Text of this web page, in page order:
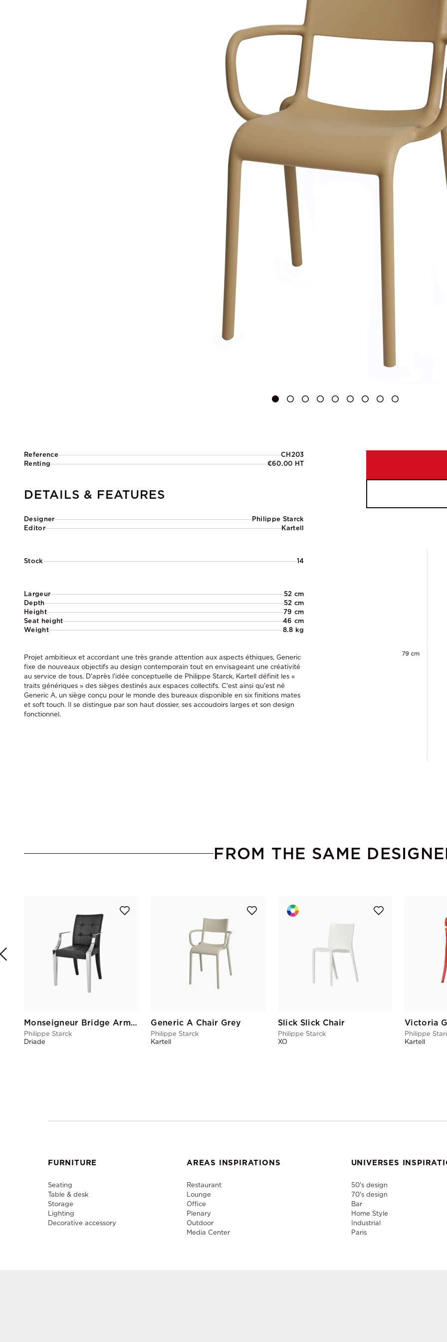
Reference
CH203
Renting
€60.00 HT
DETAILS & FEATURES
Designer
Philippe Starck
Editor
Kartell
Stock 14
Largeur
52 cm
Depth
52 cm
Height
79 cm
Seat height
46 cm
Weight
8.8 kg
Projet ambitieux et accordant une très grande attention aux aspects éthiques, Generic
fixe de nouveaux objectifs au design contemporain tout en envisageant une créativité
au service de tous. D'après l'idée conceptuelle de Philippe Starck, Kartell définit les «
traits génériques » des sièges destinés aux espaces collectifs. C'est ainsi qu'est né
Generic A, un siège conçu pour le monde des bureaux disponible en six finitions mates
et soft touch. Il se distingue par son haut dossier, ses accoudoirs larges et son design
fonctionnel.
FROM THE SAME
Monseigneur Bridge Armchair Black
Philippe Starck
Driade
Generic A Chair Grey
Philippe Starck
Kartell
Slick Slick Chair
Philippe Starck
XO
Philippe
Kartell
FURNITURE
Seating
Table & desk
Storage
Lighting
Decorative accessory
AREAS INSPIRATIONS
Restaurant
Lounge
Office
Plenary
Outdoor
Media Center
UNIVERSES
50's design
70's design
Bar
Home Style
Industrial
Paris